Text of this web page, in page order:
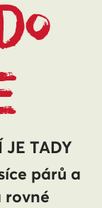
JE TADY
párů a
rovné